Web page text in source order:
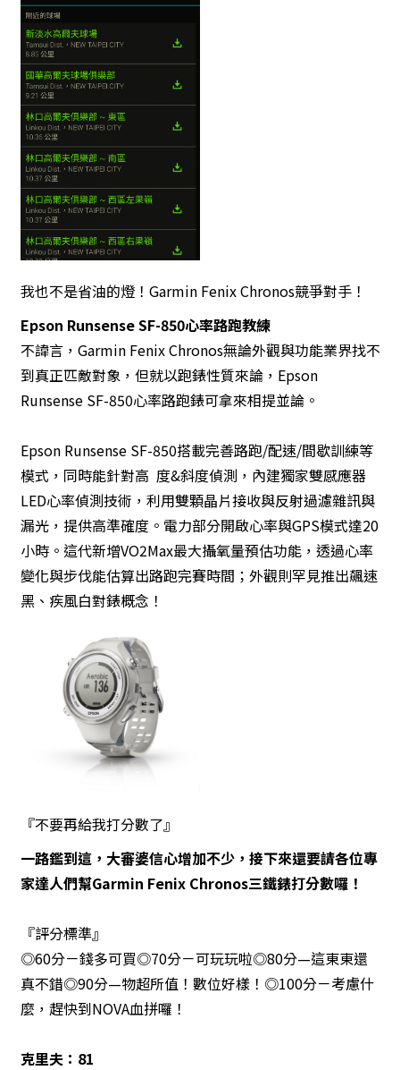
我也不是省油的燈！Garmin Fenix Chronos競爭對手！
Epson Runsense SF-850心率路跑教練
不諱言，Garmin Fenix Chronos無論外觀與功能業界找不
到真正匹敵對象，但就以跑錶性質來論，Epson
Runsense SF-850心率路跑錶可拿來相提並論。
Epson Runsense SF-850搭載完善路跑/配速/間歇訓練等
模式，同時能針對高 度&斜度偵測，內建獨家雙感應器
LED心率偵測技術，利用雙顆晶片接收與反射過濾雜訊與
漏光，提供高準確度。電力部分開啟心率與GPS模式達20
小時。這代新增VO2Max最大攝氧量預估功能，透過心率
變化與步伐能估算出路跑完賽時間；外觀則罕見推出飆速
黑、疾風白對錶概念！
『不要再給我打分數了』
一路鑑到這，大審婆信心增加不少，接下來還要請各位專
家達人們幫Garmin Fenix Chronos三鐵錶打分數囉！
『評分標準』
◎60分－錢多可買◎70分－可玩玩啦◎80分—這東東還
真不錯◎90分—物超所值！數位好樣！◎100分－考慮什
麼，趕快到NOVA血拼囉！
克里夫：81